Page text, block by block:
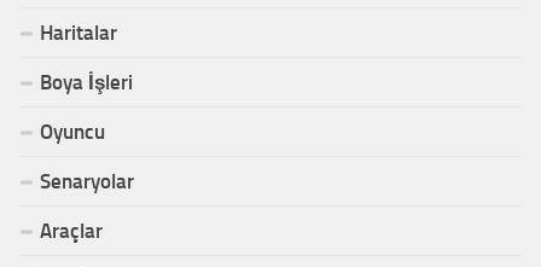
Haritalar
Boya İşleri
Oyuncu
Senaryolar
Araçlar